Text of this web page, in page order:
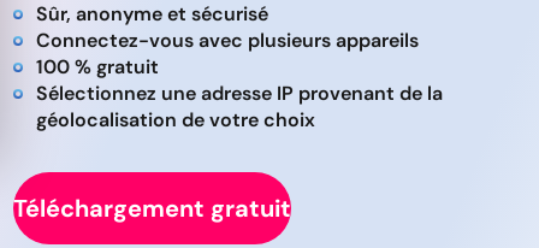
Sûr, anonyme et sécurisé
Connectez-vous avec plusieurs appareils
100 % gratuit
Sélectionnez une adresse IP provenant de la
géolocalisation de votre choix
Téléchargement gratuit